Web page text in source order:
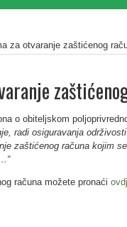
za otvaranje zaštićenog
o obiteljskom
radi osiguravanja
zaštićenog računa kojim
računa možete pronaći